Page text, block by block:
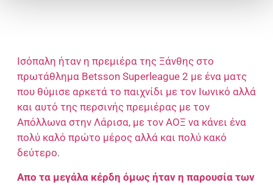
Ισόπαλη ήταν η πρεμιέρα της Ξάνθης στο
πρωτάθλημα Betsson Superleague 2 με ένα ματς
που θύμισε αρκετά το παιχνίδι με τον Ιωνικό αλλά
και αυτό της περσινής πρεμιέρας με τον
Απόλλωνα στην Λάρισα, με τον ΑΟΞ να κάνει ένα
πολύ καλό πρώτο μέρος αλλά και πολύ κακό
δεύτερο.
Απο τα μεγάλα κέρδη όμως ήταν η παρουσία των